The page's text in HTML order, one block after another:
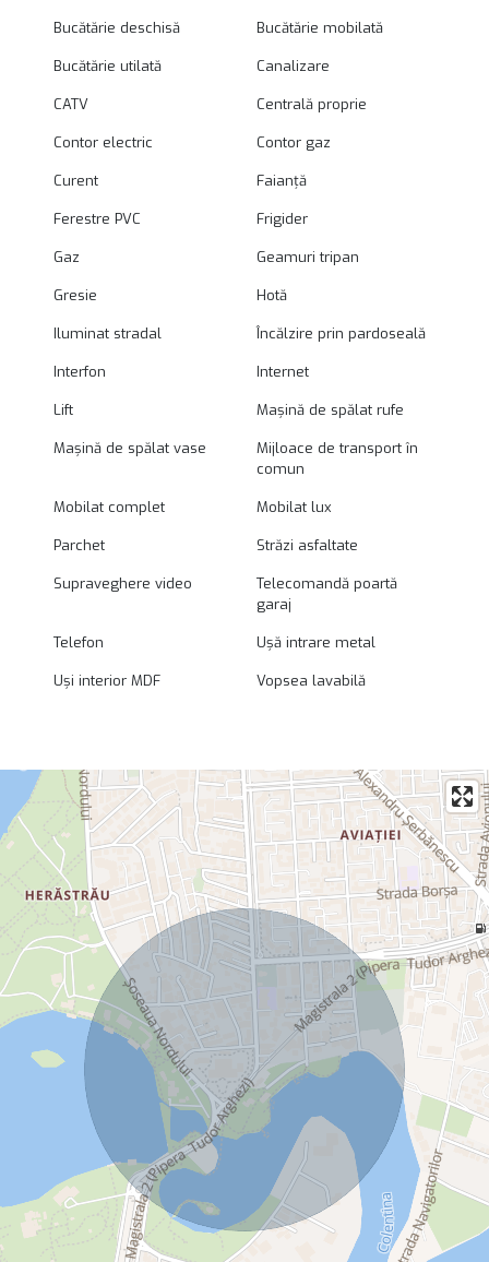
Bucătărie deschisă Bucătărie mobilată
Bucătărie utilată Canalizare
CATV Centrală proprie
Contor electric Contor gaz
Curent Faianță
Ferestre PVC Frigider
Gaz Geamuri tripan
Gresie Hotă
Iluminat stradal Încălzire prin pardoseală
Interfon Internet
Lift Mașină de spălat rufe
Mașină de spălat vase
Mijloace de transport în
comun
Mobilat complet Mobilat lux
Parchet Străzi asfaltate
Supraveghere video
Telecomandă poartă
garaj
Telefon Ușă intrare metal
Uși interior MDF Vopsea lavabilă